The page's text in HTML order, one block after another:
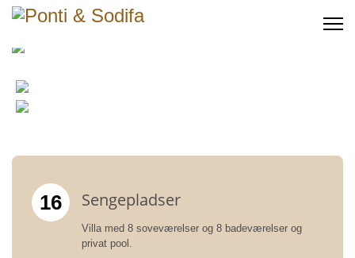
16 Sengepladser
Villa med 8 soveværelser og 8 badeværelser og
privat pool.